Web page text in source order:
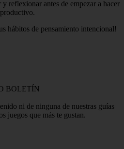
reflexionar antes de empezar a hacer
hábitos de pensamiento intencional!
BOLETÍN
ni de ninguna de nuestras guías
juegos que más te gustan.